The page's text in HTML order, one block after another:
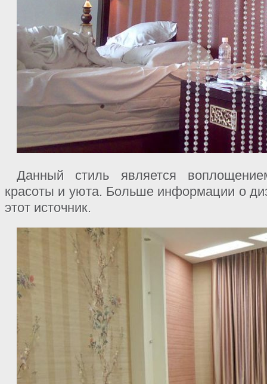
Данный стиль является
красоты и уюта. Больше информации о
этот источник.